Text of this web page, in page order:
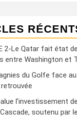
2-Le Qatar fait état
entre Washington et
du Golfe face
l’investissement
soutenu par